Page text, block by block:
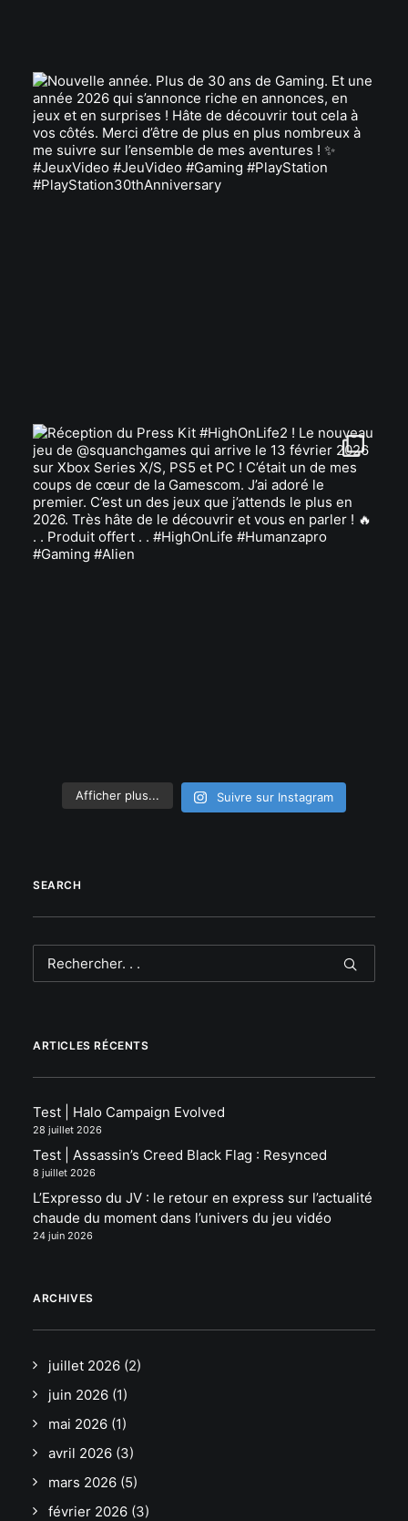
Afficher plus... Suivre sur Instagram
SEARCH
ARTICLES RÉCENTS
Test | Halo Campaign Evolved
28 juillet 2026
Test | Assassin’s Creed Black Flag : Resynced
8 juillet 2026
L’Expresso du JV : le retour en express sur l’actualité
chaude du moment dans l’univers du jeu vidéo
24 juin 2026
ARCHIVES
juillet 2026 (2)
juin 2026 (1)
mai 2026 (1)
avril 2026 (3)
mars 2026 (5)
février 2026 (3)